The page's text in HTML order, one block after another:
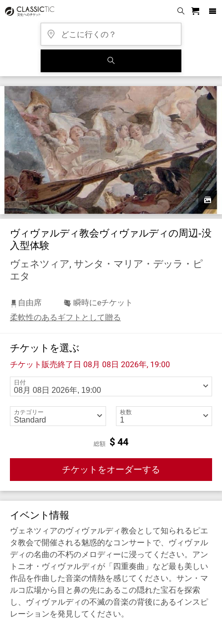
ヴィヴァルディ教会ヴィヴァルディの周辺‐没
入型体験
ヴェネツィア, サンタ・マリア・デッラ・ピ
エタ
自由席
瞬時にeチケット
柔軟性のあるギフトとして贈る
チケットを選ぶ
チケット販売終了日 08月 08日 2026年, 19:00
日付
カテゴリー 枚数
総額 $ 44
チケットをオーダーする
イベント情報
ヴェネツィアのヴィヴァルディ教会として知られるピエ
タ教会で開催される魅惑的なコンサートで、ヴィヴァル
ディの名曲の不朽のメロディーに浸ってください。アン
トニオ・ヴィヴァルディが「四重奏曲」など最も美しい
作品を作曲した音楽の情熱を感じてください。サン・マ
ルコ広場から目と鼻の先にあるこの隠れた宝石を探索
し、ヴィヴァルディの不滅の音楽の背後にあるインスピ
レーションを発見してください。